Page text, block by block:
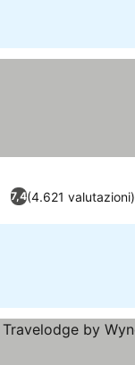
7,4(4.621 valutazioni)